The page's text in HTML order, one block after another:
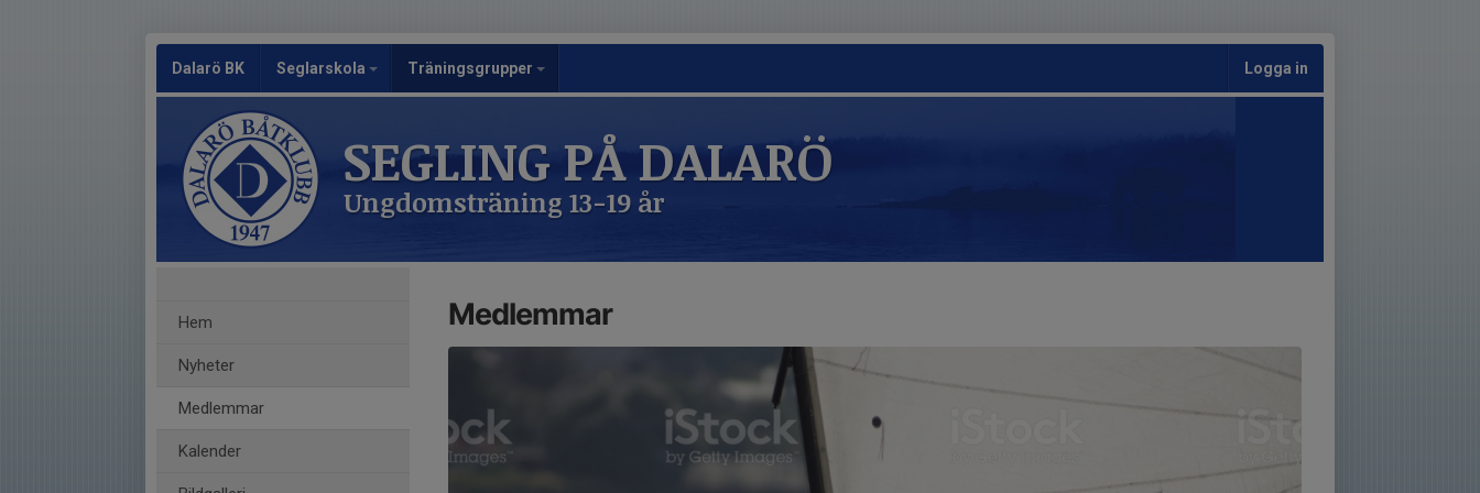
Dalarö BK Seglarskola Träningsgrupper Logga in
SEGLING PÅ DALARÖ
Ungdomsträning 13-19 år
Hem
Nyheter
Medlemmar
Kalender
Medlemmar